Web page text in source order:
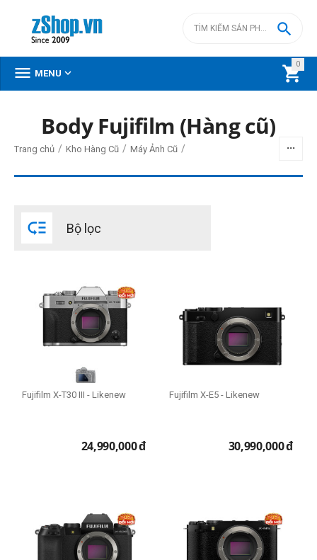
0


 MENU 
Full HD 1080
4K
8K
Số điểm ảnh
26 - 30 MP
SD
CFexpress
Body Fujifilm (Hàng cũ)
Trang chủ / Kho Hàng Cũ / Máy Ảnh Cũ /
 Bộ lọc
Fujifilm X-T30 III - Likenew
24,990,000đ
Fujifilm X-E5 - Likenew
30,990,000đ